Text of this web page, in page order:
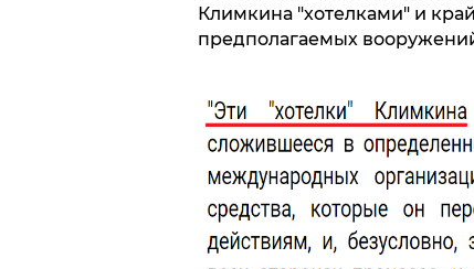
Климкина "хотелками" и
предполагаемых